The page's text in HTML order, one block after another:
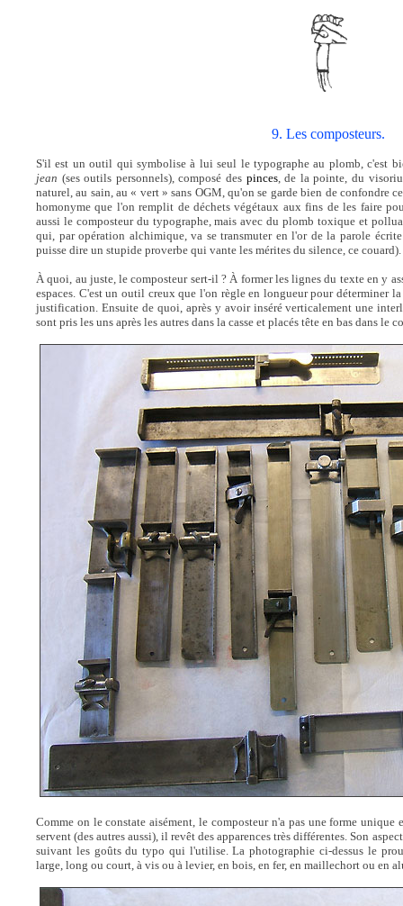
9. Les composteurs.
S'il est un outil qui symbolise à lui seul le typographe au plomb, c'est
jean (ses outils personnels), composé des pinces, de la pointe, du
naturel, au sain, au « vert » sans OGM, qu'on se garde bien de confondre
homonyme que l'on remplit de déchets végétaux aux fins de les faire
aussi le composteur du typographe, mais avec du plomb toxique et
qui, par opération alchimique, va se transmuter en l'or de la parole
puisse dire un stupide proverbe qui vante les mérites du silence, ce couard).
À quoi, au juste, le composteur sert-il ? À former les lignes du texte en y
espaces. C'est un outil creux que l'on règle en longueur pour déterminer
justification. Ensuite de quoi, après y avoir inséré verticalement une
sont pris les uns après les autres dans la casse et placés tête en bas dans le
Comme on le constate aisément, le composteur n'a pas une forme
servent (des autres aussi), il revêt des apparences très différentes. Son
suivant les goûts du typo qui l'utilise. La photographie ci-dessus le
large, long ou court, à vis ou à levier, en bois, en fer, en maillechort ou en